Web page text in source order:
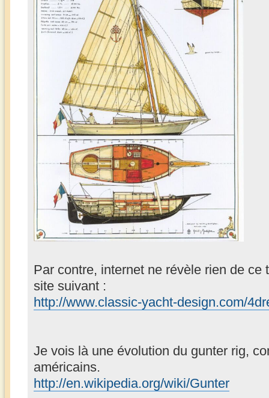
Par contre, internet ne révèle rien de
site suivant :
http://www.classic-yacht-design.com/
Je vois là une évolution du gunter rig,
américains.
http://en.wikipedia.org/wiki/Gunter